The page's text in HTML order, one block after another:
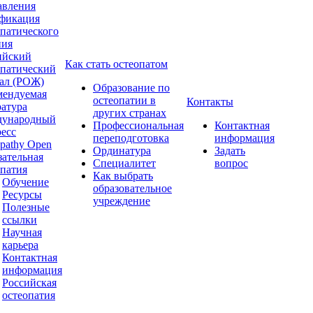
(РОЖ)
Open
Обучение
Ресурсы
Полезные
ссылки
Научная
карьера
Контактная
информация
Российская
остеопатия
Как стать остеопатом
Образование по
остеопатии в
других странах
Профессиональная
переподготовка
Ординатура
Специалитет
Как выбрать
образовательное
учреждение
Контакты
Контактная
информация
Задать
вопрос